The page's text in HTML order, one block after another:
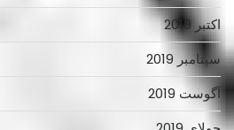
اکتبر 2019
سپتامبر 2019
آگوست 2019